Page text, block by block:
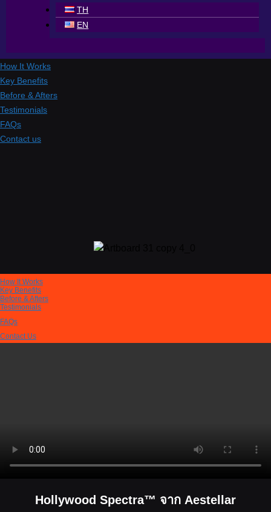
TH
EN
How It Works
Key Benefits
Before & Afters
Testimonials
FAQs
Contact us
How It Works
Key Benefits
Before & Afters
Testimonials
FAQs
Contact Us
Hollywood Spectra™ จาก Aestellar